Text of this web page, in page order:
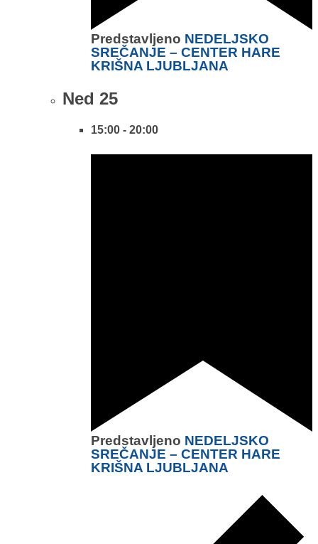
Predstavljeno NEDELJSKO
SREČANJE – CENTER HARE
KRIŠNA LJUBLJANA
Ned 25
15:00 - 20:00
Predstavljeno NEDELJSKO
SREČANJE – CENTER HARE
KRIŠNA LJUBLJANA